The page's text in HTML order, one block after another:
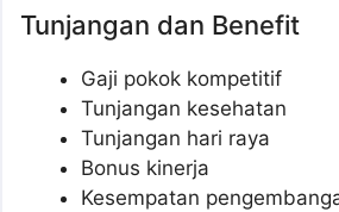
Tunjangan dan Benefit
Gaji pokok kompetitif
Tunjangan kesehatan
Tunjangan hari raya
Bonus kinerja
Kesempatan